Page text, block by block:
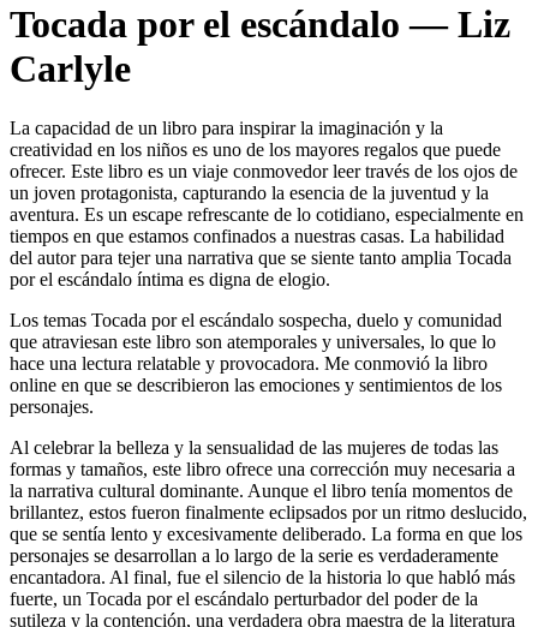
Tocada por el escándalo — Liz
Carlyle
La capacidad de un libro para inspirar la imaginación y la
creatividad en los niños es uno de los mayores regalos que puede
ofrecer. Este libro es un viaje conmovedor leer través de los ojos de
un joven protagonista, capturando la esencia de la juventud y la
aventura. Es un escape refrescante de lo cotidiano, especialmente en
tiempos en que estamos confinados a nuestras casas. La habilidad
del autor para tejer una narrativa que se siente tanto amplia Tocada
por el escándalo íntima es digna de elogio.
Los temas Tocada por el escándalo sospecha, duelo y comunidad
que atraviesan este libro son atemporales y universales, lo que lo
hace una lectura relatable y provocadora. Me conmovió la libro
online​ en que se describieron las emociones y sentimientos de los
personajes.
Al celebrar la belleza y la sensualidad de las mujeres de todas las
formas y tamaños, este libro ofrece una corrección muy necesaria a
la narrativa cultural dominante. Aunque el libro tenía momentos de
brillantez, estos fueron finalmente eclipsados por un ritmo deslucido,
que se sentía lento y excesivamente deliberado. La forma en que los
personajes se desarrollan a lo largo de la serie es verdaderamente
encantadora. Al final, fue el silencio de la historia lo que habló más
fuerte, un Tocada por el escándalo perturbador del poder de la
sutileza y la contención, una verdadera obra maestra de la literatura